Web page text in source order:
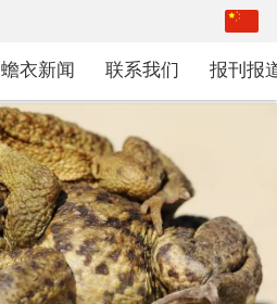
繁体
蟾衣新闻 联系我们 报刊报